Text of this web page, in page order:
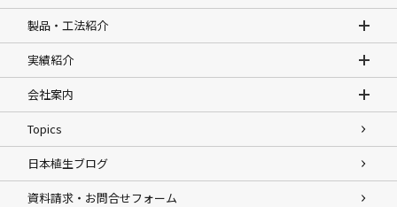
製品・工法紹介
実績紹介
会社案内
Topics
日本植生ブログ
資料請求・お問合せフォーム